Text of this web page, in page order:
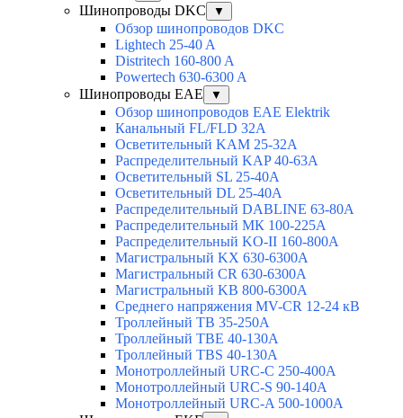
Шинопроводы DKC ▼
Обзор шинопроводов DKC
Lightech 25-40 A
Distritech 160-800 A
Powertech 630-6300 A
Шинопроводы EAE
▼
Обзор шинопроводов EAE Elektrik
Канальный FL/FLD 32A
Осветительный KAM 25-32А
Распределительный KAP 40-63A
Осветительный SL 25-40А
Осветительный DL 25-40А
Распределительный DABLINE 63-80A
Распределительный МК 100-225А
Распределительный KO-II 160-800А
Магистральный KX 630-6300А
Магистральный CR 630-6300А
Магистральный KB 800-6300А
Среднего напряжения MV-CR 12-24 кВ
Троллейный TB 35-250A
Троллейный TBE 40-130A
Троллейный TBS 40-130A
Монотроллейный URC-C 250-400A
Монотроллейный URC-S 90-140A
Монотроллейный URC-A 500-1000A